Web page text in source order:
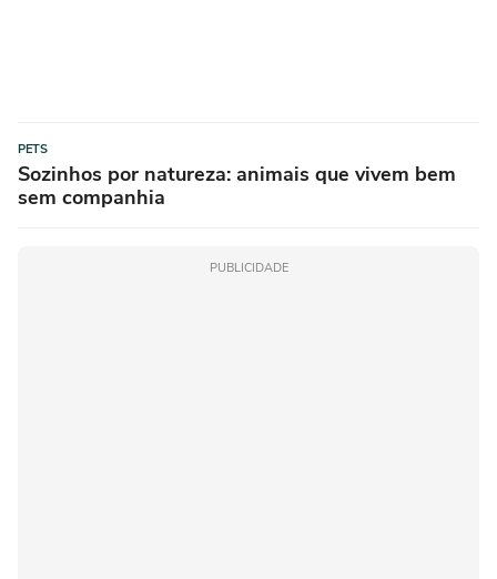
PETS
Sozinhos por natureza: animais que vivem bem
sem companhia
PUBLICIDADE